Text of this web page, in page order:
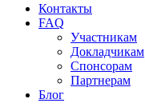
Контакты
FAQ
Участникам
Докладчикам
Спонсорам
Партнерам
Блог